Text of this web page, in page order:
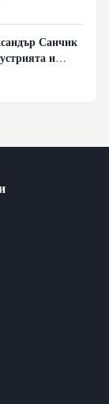
Санчик
и